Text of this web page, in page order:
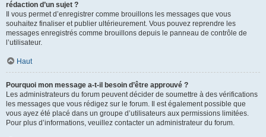
rédaction d’un sujet ?
Il vous permet d’enregistrer comme brouillons les messages que vous
souhaitez finaliser et publier ultérieurement. Vous pouvez reprendre les
messages enregistrés comme brouillons depuis le panneau de contrôle de
l’utilisateur.
Haut
Pourquoi mon message a-t-il besoin d’être approuvé ?
Les administrateurs du forum peuvent décider de soumettre à des vérifications
les messages que vous rédigez sur le forum. Il est également possible que
vous ayez été placé dans un groupe d’utilisateurs aux permissions limitées.
Pour plus d’informations, veuillez contacter un administrateur du forum.